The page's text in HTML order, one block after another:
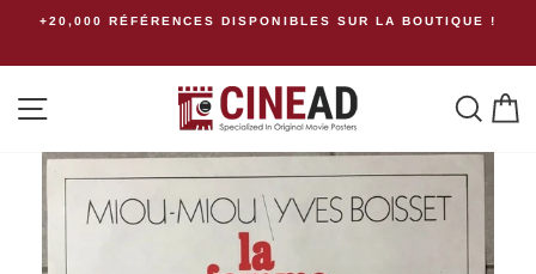
PasserRÉFÉRENCES DISPONIBLES SUR LA BOUTIQUE !